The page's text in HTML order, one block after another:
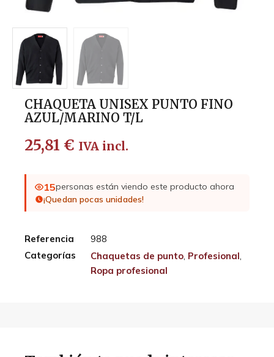
CHAQUETA UNISEX PUNTO FINO
AZUL/MARINO T/L
25,81 € IVA incl.
15personas están viendo este producto ahora
¡Quedan pocas unidades!
Referencia
988
Categorías
Chaquetas de punto Profesional
Ropa profesional